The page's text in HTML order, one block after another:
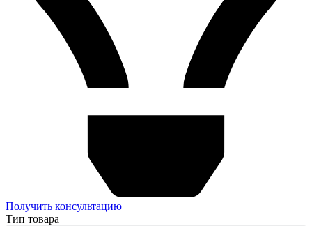
Получить консультацию
Тип товара